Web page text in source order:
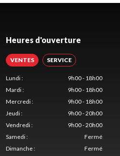
Heures d'ouverture
VENTES SERVICE
Lundi:
9h00 - 18h00
Mardi:
9h00 - 18h00
Mercredi:
9h00 - 18h00
Jeudi:
9h00 - 20h00
Vendredi:
9h00 - 20h00
Samedi:
Fermé
Dimanche: Fermé